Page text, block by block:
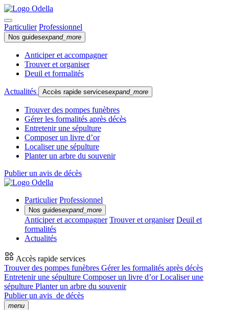
Particulier Professionnel
Nos guidesexpand_more
Anticiper et accompagner
Trouver et organiser
Deuil et formalités
Actualités Accès rapide servicesexpand_more
Trouver des pompes funèbres
Gérer les formalités après décès
Entretenir une sépulture
Composer un livre d’or
Localiser une sépulture
Planter un arbre du souvenir
Publier un avis de décès
Particulier Professionnel
Nos guidesexpand_more
Anticiper et accompagner Trouver et organiser Deuil et
formalités
Actualités
Accès rapide services
Trouver des pompes funèbres Gérer les formalités après décès
Entretenir une sépulture Composer un livre d’orLocaliser une
sépulture Planter un arbre du souvenir
Publier un avis de décès
menu